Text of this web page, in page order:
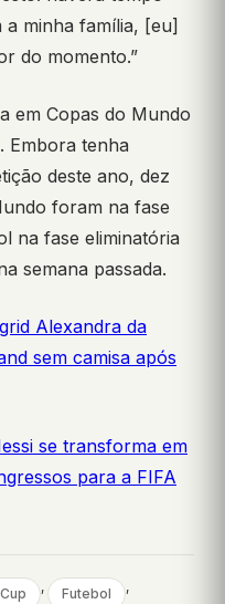
minha família, [eu]
do momento.”
em Copas do Mundo
Embora tenha
deste ano, dez
foram na fase
na fase eliminatória
semana passada.
Alexandra da
sem camisa após
se transforma em
para a FIFA
, Futebol ,